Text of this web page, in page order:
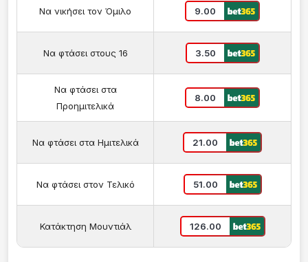
Να νικήσει τον Όμιλο 9.00
Να φτάσει στους 16 3.50
Να φτάσει στα
Προημιτελικά
8.00
Να φτάσει στα Ημιτελικά 21.00
Να φτάσει στον Τελικό 51.00
Κατάκτηση Μουντιάλ 126.00